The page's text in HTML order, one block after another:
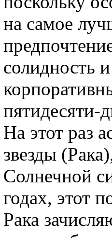
на самое
солидность
пятидесяти-
На этот раз
звезды
Солнечной
годах, этот
Рака